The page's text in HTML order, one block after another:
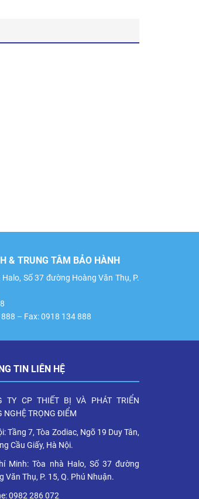
& TRUNG TÂM BẢO HÀNH
Halo, Số 37 đường Hoàng Văn Thụ, P.
– Fax: 0918 134 888
TIN LIÊN HỆ
TY CP THIẾT BỊ VÀ PHÁT TRIỂN
NGHỆ TRỌNG ĐIỂM
Tầng 7, Tòa Zodiac, Ngõ 19 Duy Tân,
Cầu Giấy, Hà Nội.
Minh: Tòa nhà Halo, Số 37 đường
Văn Thụ, P. 15, Q. Phú Nhuận.
0982 286 072